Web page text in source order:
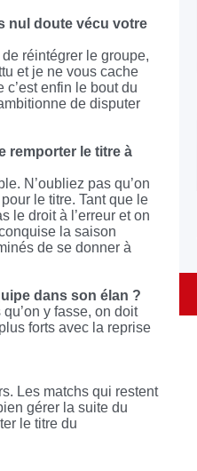
nul doute vécu votre
réintégrer le groupe,
et je ne vous cache
enfin le bout du
de disputer
remporter le titre à
N’oubliez pas qu’on
le titre. Tant que le
le droit à l’erreur et on
la saison
de se donner à
dans son élan ?
y fasse, on doit
forts avec la reprise
Les matchs qui restent
gérer la suite du
le titre du